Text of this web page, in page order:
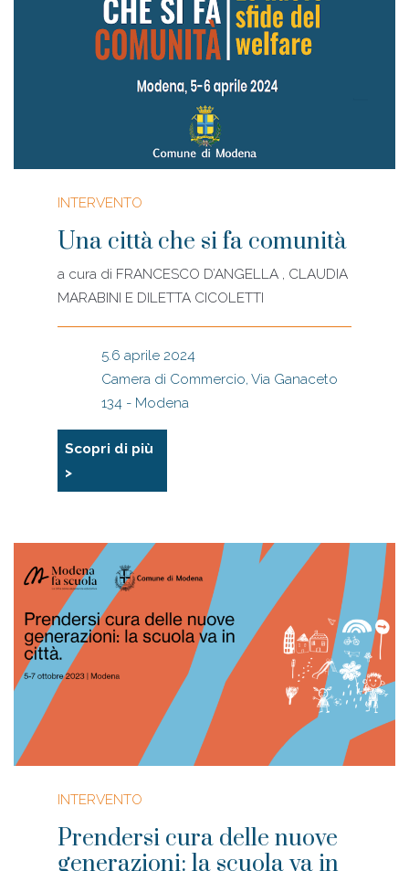
INTERVENTO
Una città che si fa comunità
a cura di FRANCESCO D’ANGELLA , CLAUDIA
MARABINI E DILETTA CICOLETTI
5.6 aprile 2024
Camera di Commercio, Via Ganaceto
134 - Modena
Scopri di più
>
INTERVENTO
Prendersi cura delle nuove
generazioni: la scuola va in